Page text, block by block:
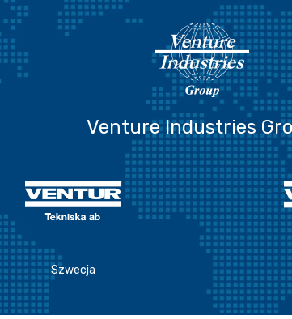
Venture Industries
Szwecja